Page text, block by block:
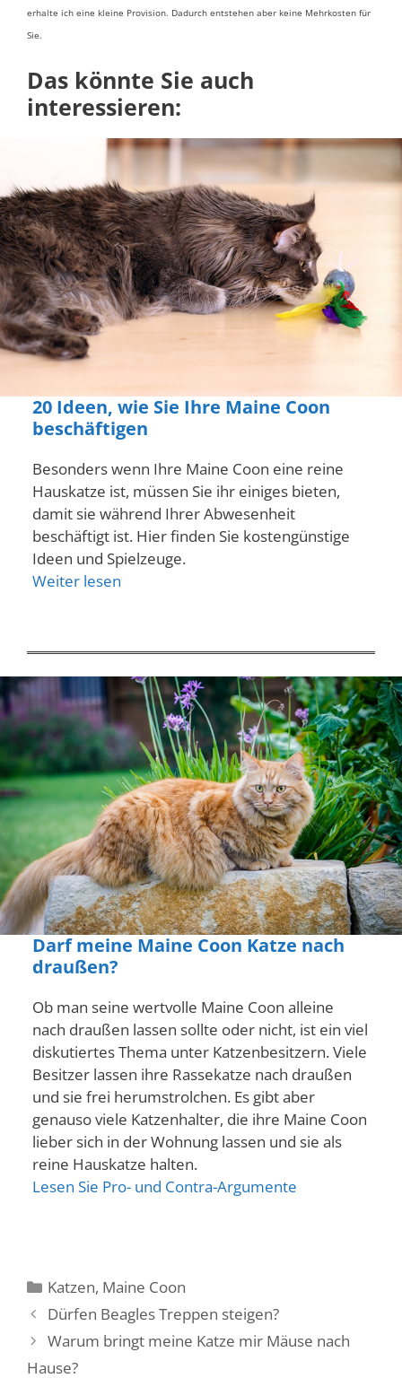
erhalte ich eine kleine Provision. Dadurch entstehen aber keine Mehrkosten für
Sie.
Das könnte Sie auch
interessieren:
20 Ideen, wie Sie Ihre Maine Coon
beschäftigen
Besonders wenn Ihre Maine Coon eine reine
Hauskatze ist, müssen Sie ihr einiges bieten,
damit sie während Ihrer Abwesenheit
beschäftigt ist. Hier finden Sie kostengünstige
Ideen und Spielzeuge.
Weiter lesen
Darf meine Maine Coon Katze nach
draußen?
Ob man seine wertvolle Maine Coon alleine
nach draußen lassen sollte oder nicht, ist ein viel
diskutiertes Thema unter Katzenbesitzern. Viele
Besitzer lassen ihre Rassekatze nach draußen
und sie frei herumstrolchen. Es gibt aber
genauso viele Katzenhalter, die ihre Maine Coon
lieber sich in der Wohnung lassen und sie als
reine Hauskatze halten.
Lesen Sie Pro- und Contra-Argumente
Kategorien
Katzen, Maine Coon
Dürfen Beagles Treppen steigen?
Warum bringt meine Katze mir Mäuse nach
Hause?